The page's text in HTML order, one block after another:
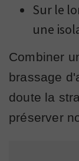
Sur le
une
Combiner
brassage
doute la
préserver